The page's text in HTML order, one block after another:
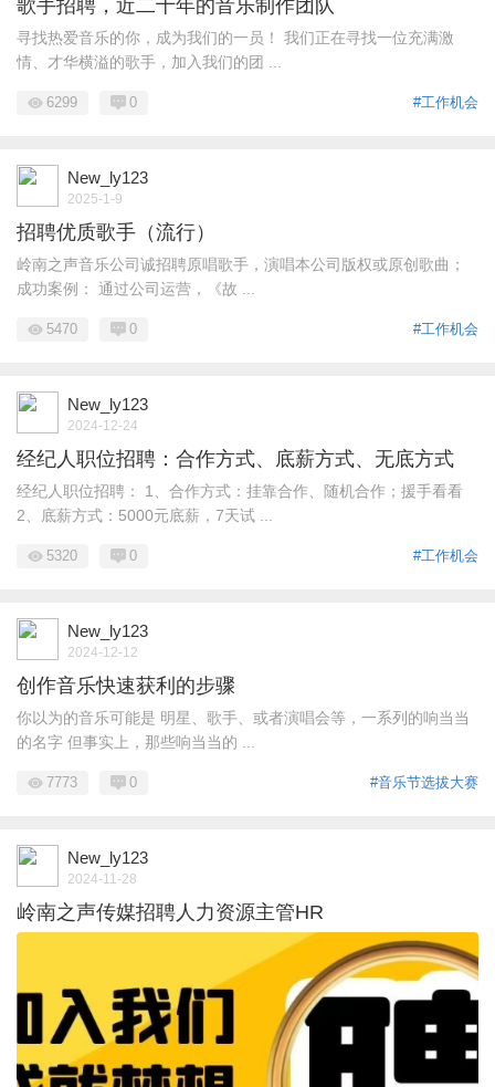
歌手招聘，近二十年的音乐制作团队
寻找热爱音乐的你，成为我们的一员！ 我们正在寻找一位充满激
情、才华横溢的歌手，加入我们的团 ...
#工作机会
6299 0
New_ly123
2025-1-9
招聘优质歌手（流行）
岭南之声音乐公司诚招聘原唱歌手，演唱本公司版权或原创歌曲；
成功案例： 通过公司运营，《故 ...
#工作机会
5470 0
New_ly123
2024-12-24
经纪人职位招聘：合作方式、底薪方式、无底方式
经纪人职位招聘： 1、合作方式：挂靠合作、随机合作；援手看看
2、底薪方式：5000元底薪，7天试 ...
#工作机会
5320 0
New_ly123
2024-12-12
创作音乐快速获利的步骤
你以为的音乐可能是 明星、歌手、或者演唱会等，一系列的响当当
的名字 但事实上，那些响当当的 ...
#音乐节选拔大赛
7773 0
New_ly123
2024-11-28
岭南之声传媒招聘人力资源主管HR